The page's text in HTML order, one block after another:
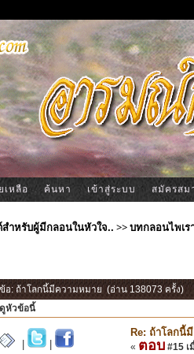
เหลือ ค้นหา เข้าสู่ระบบ สมัครสม
ำหรับผู้มีกลอนในหัวใจ.. >>บทกลอนไพเร
อ: ถ้าโลกนี้มีความหมาย (อ่าน 138073 ครั้ง)
หัวข้อนี้
Re: ถ้าโลกนี้
« ตอบ #15 เ